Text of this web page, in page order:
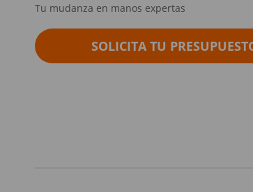
Tu mudanza en manos expertas
SOLICITA TU